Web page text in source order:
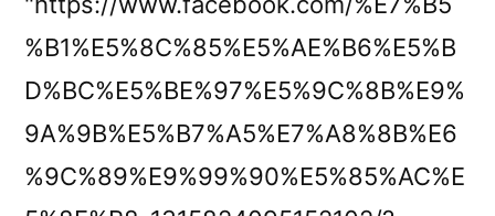
%B1%E5%8C%85%E5%AE%B6%E5%B
D%BC%E5%BE%97%E5%9C%8B%E9%
9A%9B%E5%B7%A5%E7%A8%8B%E6
%9C%89%E9%99%90%E5%85%AC%E